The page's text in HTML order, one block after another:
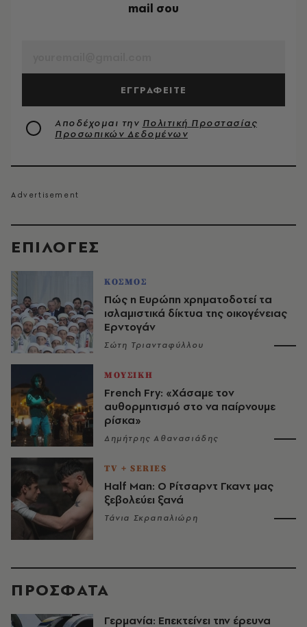
EΠΙΛΟΓΈΣ
ΚΟΣΜΟΣ
Πώς η Ευρώπη χρηματοδοτεί τα
ισλαμιστικά δίκτυα της οικογένειας
Ερντογάν
Σώτη Τριανταφύλλου
ΜΟΥΣΙΚΗ
French Fry: «Χάσαμε τον
αυθορμητισμό στο να παίρνουμε
ρίσκα»
Δημήτρης Αθανασιάδης
TV + SERIES
Half Man: Ο Ρίτσαρντ Γκαντ μας
ξεβολεύει ξανά
Τάνια Σκραπαλιώρη
mail σου
ΕΓΓΡΑΦΕΙΤΕ
Αποδέχομαι την Πολιτική Προστασίας
Προσωπικών Δεδομένων
ΠΡΟΣΦΑΤΑ
Γερμανία: Επεκτείνει την έρευνα